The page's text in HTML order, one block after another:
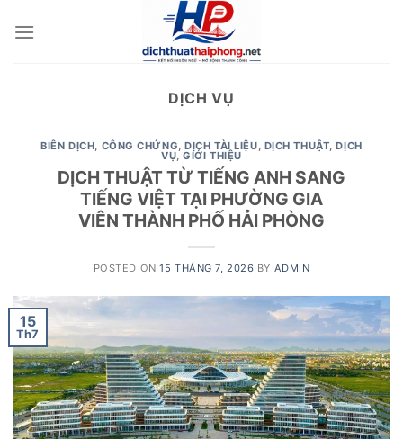
DỊCH VỤ
BIÊN DỊCH, CÔNG CHỨNG,DỊCH TÀI LIỆU, DỊCH THUẬT,DỊCH
VỤ,GIỚI THIỆU
DỊCH THUẬT TỪ TIẾNG ANH SANG
TIẾNG VIỆT TẠI PHƯỜNG GIA
VIÊN THÀNH PHỐ HẢI PHÒNG
POSTED ON15 THÁNG 7, 2026 BY ADMIN
15
Th7